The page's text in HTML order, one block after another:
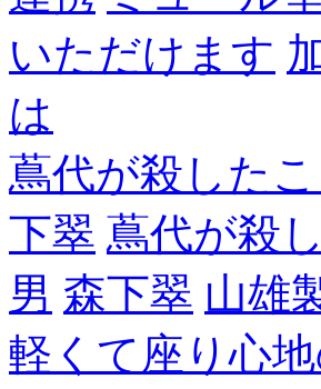
いただけます
は
蔦代が殺した
下翠 蔦代が殺
男 森下翠 山雄
軽くて座り心